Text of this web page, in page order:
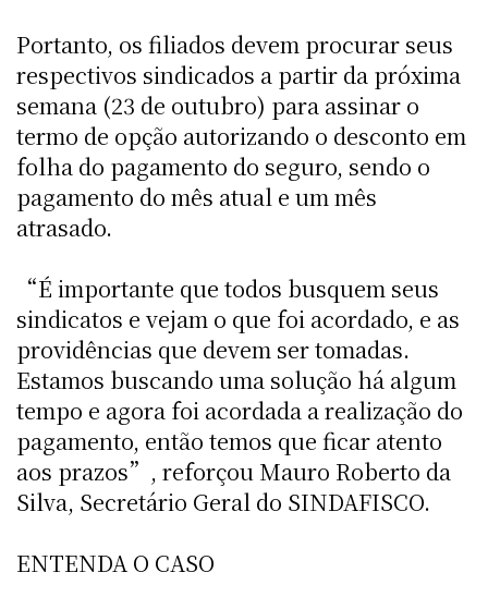
Portanto, os filiados devem procurar seus
respectivos sindicados a partir da próxima
semana (23 de outubro) para assinar o
termo de opção autorizando o desconto em
folha do pagamento do seguro, sendo o
pagamento do mês atual e um mês
atrasado.
“É importante que todos busquem seus
sindicatos e vejam o que foi acordado, e as
providências que devem ser tomadas.
Estamos buscando uma solução há algum
tempo e agora foi acordada a realização do
pagamento, então temos que ficar atento
aos prazos”, reforçou Mauro Roberto da
Silva, Secretário Geral do SINDAFISCO.
ENTENDA O CASO